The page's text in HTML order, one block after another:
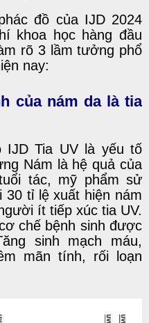
đồ của IJD 2024
khoa học hàng đầu
rõ 3 lầm tưởng phổ
nay:
của nám da là tia
IJD Tia UV là yếu tố
Nám là hệ quả của
tác, mỹ phẩm sử
tỉ lệ xuất hiện nám
ít tiếp xúc tia UV.
chế bệnh sinh được
sinh mạch máu,
mãn tính, rối loạn